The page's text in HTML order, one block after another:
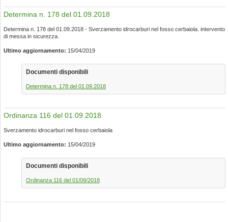
Determina n. 178 del 01.09.2018
Determina n. 178 del 01.09.2018 - Sverzamento idrocarburi nel fosso cerbaiola. intervento
di messa in sicurezza.
Ultimo aggiornamento: 15/04/2019
Documenti disponibili
Determina n. 178 del 01.09.2018
Ordinanza 116 del 01.09.2018
Sverzamento idrocarburi nel fosso cerbaiola
Ultimo aggiornamento: 15/04/2019
Documenti disponibili
Ordinanza 116 del 01/09/2018